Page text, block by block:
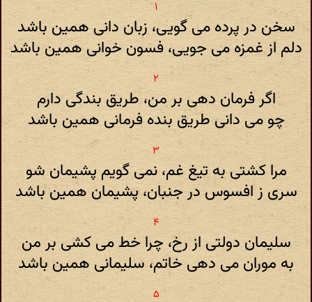
سخن در پرده می گویی، زبان دانی همین باشد
دلم از غمزه می جویی، فسون خوانی همین باشد
اگر فرمان دهی بر من، طریق بندگی دارم
چو می دانی طریق بنده فرمانی همین باشد
مرا کشتی به تیغ غم، نمی گویم پشیمان شو
سری ز افسوس در جنبان، پشیمان همین باشد
سلیمان دولتی از رخ، چرا خط می کشی بر من
به موران می دهی خاتم، سلیمانی همین باشد